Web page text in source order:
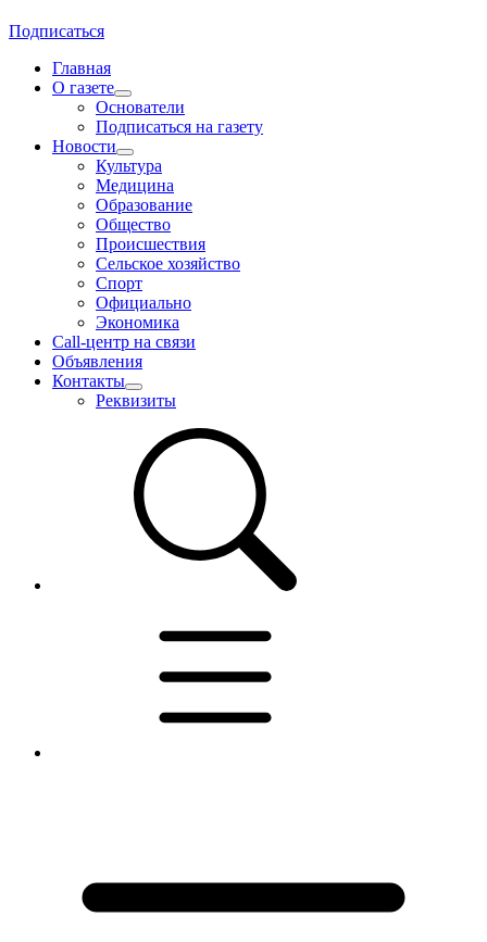
Подписаться
Главная
О газете
Основатели
Подписаться на газету
Новости
Культура
Медицина
Образование
Общество
Происшествия
Сельское хозяйство
Спорт
Официально
Экономика
Call-центр на связи
Объявления
Контакты
Реквизиты